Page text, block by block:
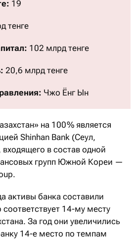
19
тенге
102 млрд тенге
20,6 млрд тенге
Чжо Ёнг Ын
на 100 % является
Shinhan Bank (Сеул,
в состав одной
групп Южной Кореи —
активы банка составили
14-му месту
За год они увеличились
14-е место по темпам